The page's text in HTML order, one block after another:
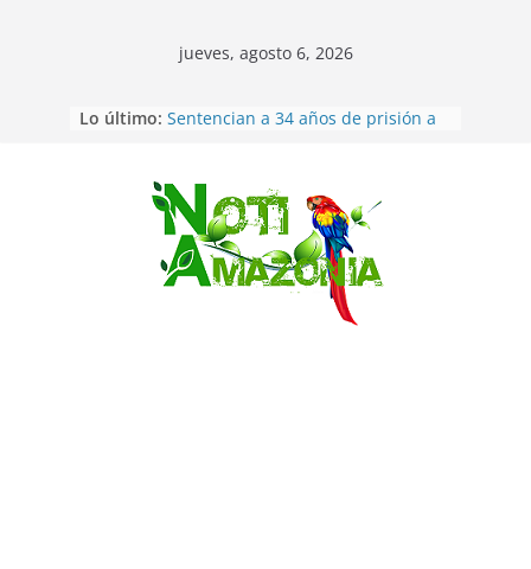
Saltar
jueves, agosto 6, 2026
Lo último: del XII Foro Social Panamazónico, d
Sentencian a 34 años de prisión a
implicados en caso de Alison,
oriunda de Tena
Vozinha, el arquero sensación de
cabo Verde, ya llegó para
incorporarse a Colo Colo de Chile
Pastaza: la parroquia Diez de